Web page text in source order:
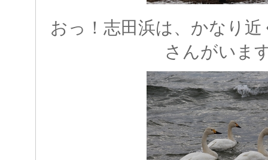
おっ！志田浜は、かなり近
さんがいま